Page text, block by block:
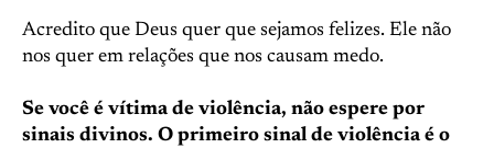
Acredito que Deus quer que sejamos felizes. Ele não
nos quer em relações que nos causam medo.
Se você é vítima de violência, não espere por
sinais divinos. O primeiro sinal de violência é o